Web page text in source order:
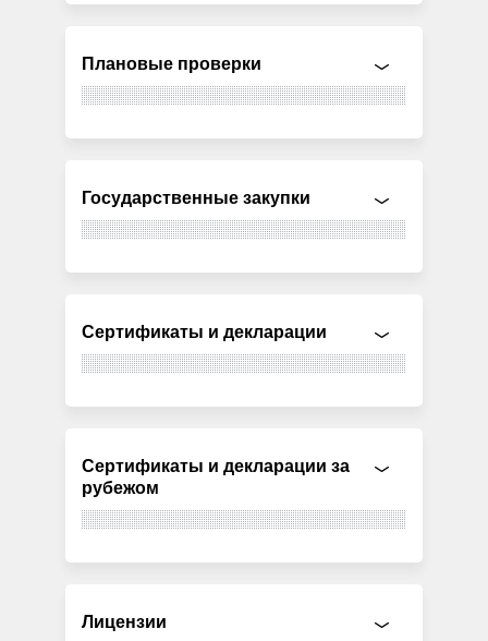
Плановые проверки
Государственные закупки
Сертификаты и декларации
Сертификаты и декларации за
рубежом
Лицензии